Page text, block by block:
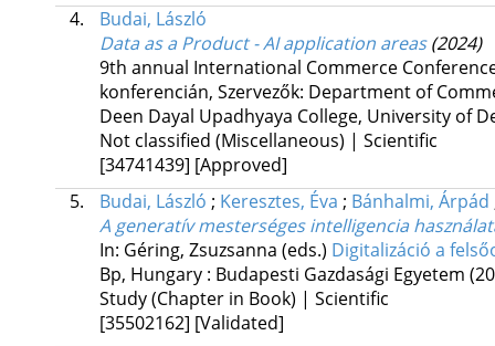
4.
Budai, László
Data as a Product - AI application areas (2024)
9th annual International Commerce
konferencián, Szervezők: Department of
Deen Dayal Upadhyaya College, University of
Not classified (Miscellaneous) | Scientific
[34741439] [Approved]
5.
Budai, László ; Keresztes, Éva ; Bánhalmi, Árpád
A generatív mesterséges intelligencia
In: Géring, Zsuzsanna (eds.) Digitalizáció a
Bp, Hungary : Budapesti Gazdasági Egyetem
Study (Chapter in Book) | Scientific
[35502162] [Validated]